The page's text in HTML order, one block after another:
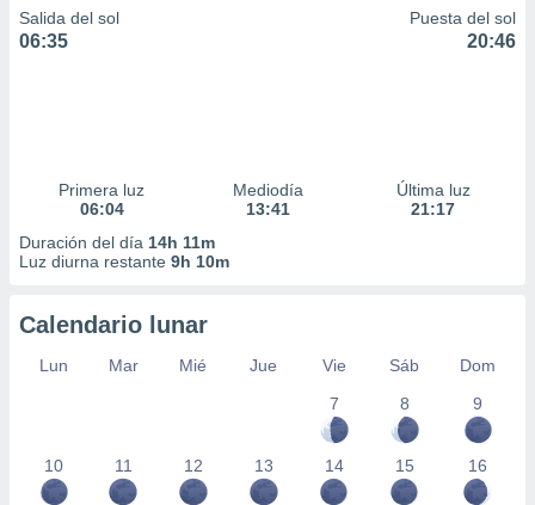
Salida del sol
06:35
Puesta del sol
20:46
Primera luz
06:04
Mediodía
13:41
Última luz
21:17
Duración del día 14h 11m
Luz diurna restante 9h 10m
Calendario lunar
Lun Mar Mié Jue Vie Sáb
Dom
7
8 9
10 11 12 13 14 15 16